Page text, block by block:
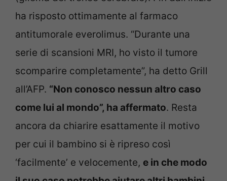
ha risposto ottimamente al farmaco
antitumorale everolimus. “Durante una
serie di scansioni MRI, ho visto il tumore
scomparire completamente”, ha detto Grill
all’AFP. “Non conosco nessun altro caso
come lui al mondo”, ha affermato. Resta
ancora da chiarire esattamente il motivo
per cui il bambino si è ripreso così
‘facilmente’ e velocemente, e in che modo